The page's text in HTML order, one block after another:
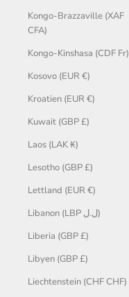
Kongo-Brazzaville (XAF
CFA)
Kongo-Kinshasa (CDF Fr)
Kosovo (EUR €)
Kroatien (EUR €)
Kuwait (GBP £)
Laos (LAK ₭)
Lesotho (GBP £)
Lettland (EUR €)
Libanon (LBP ل.ل)
Liberia (GBP £)
Libyen (GBP £)
Liechtenstein (CHF CHF)